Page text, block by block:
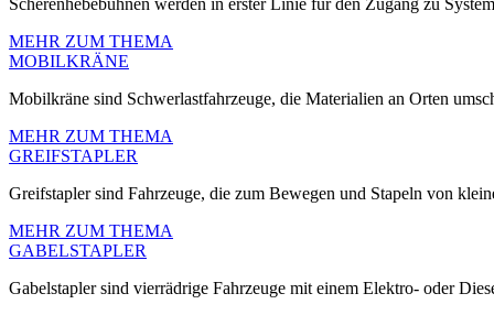
Scherenhebebühnen werden in erster Linie für den Zugang zu
MEHR ZUM THEMA
MOBILKRÄNE
Mobilkräne sind Schwerlastfahrzeuge, die Materialien an Orten
MEHR ZUM THEMA
GREIFSTAPLER
Greifstapler sind Fahrzeuge, die zum Bewegen und Stapeln von
MEHR ZUM THEMA
GABELSTAPLER
Gabelstapler sind vierrädrige Fahrzeuge mit einem Elektro- oder